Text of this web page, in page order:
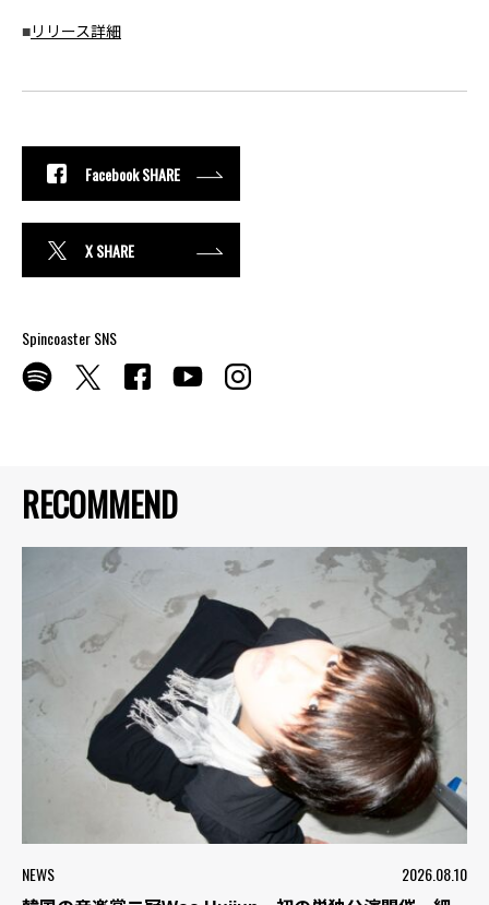
RECOMMEND
NEWS 2026.08.10
■リリース詳細
Facebook SHARE
X SHARE
Spincoaster SNS